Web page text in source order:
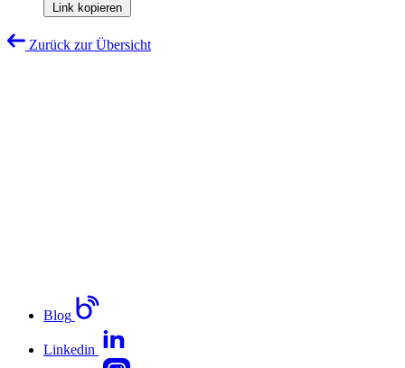
Link kopieren
Zurück zur Übersicht
Blog
Linkedin